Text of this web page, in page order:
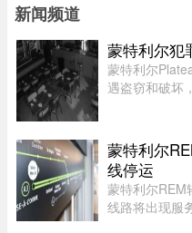
新闻频道
蒙特利尔犯
蒙特利尔
遇盗窃和破坏
过程，损失及
蒙特利尔
线停运
蒙特利尔REM
线路将出现服